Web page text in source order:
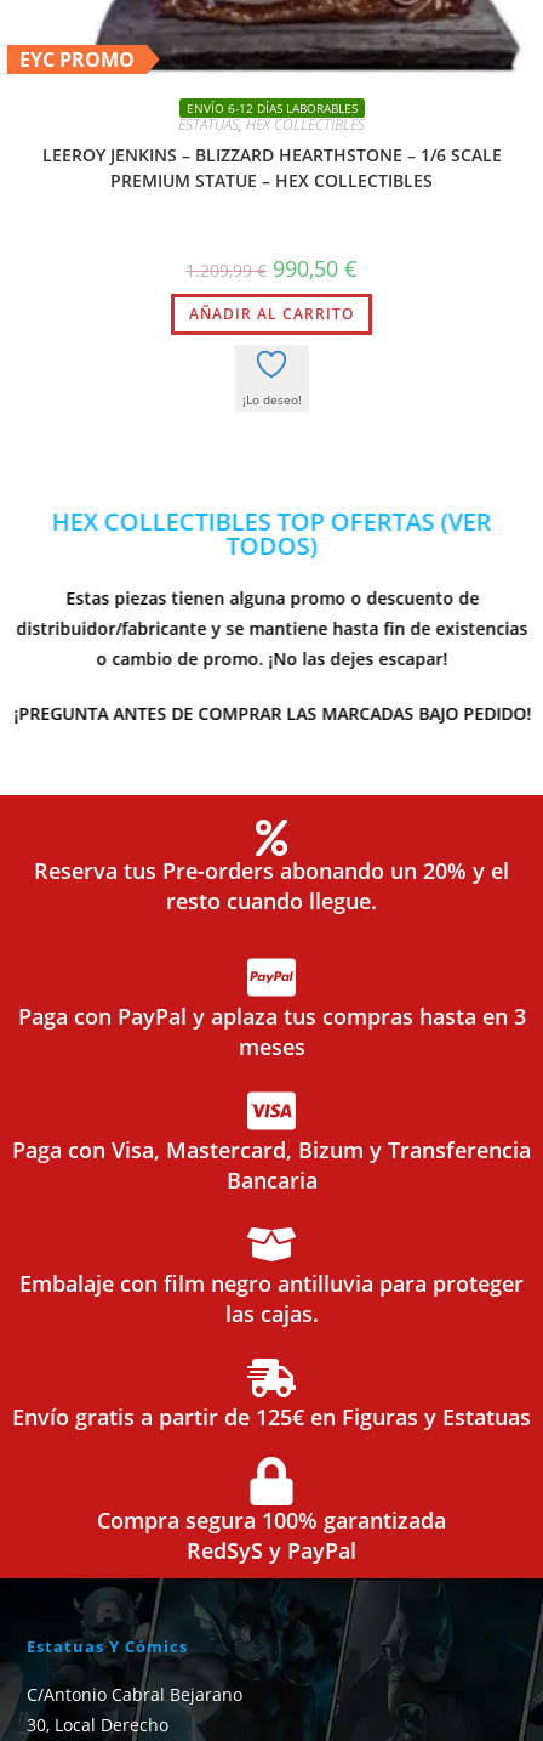
EYC PROMO
ENVÍO 6-12 DÍAS LABORABLES
ESTATUAS,HEX COLLECTIBLES
LEEROY JENKINS – BLIZZARD HEARTHSTONE – 1/6 SCALE
PREMIUM STATUE – HEX COLLECTIBLES
1.209,99€ 990,50 €
AÑADIR AL CARRITO
¡Lo deseo!
HEX COLLECTIBLES TOP OFERTAS (VER
TODOS)
Estas piezas tienen alguna promo o descuento de
distribuidor/fabricante y se mantiene hasta fin de existencias
o cambio de promo. ¡No las dejes escapar!
¡PREGUNTA ANTES DE COMPRAR LAS MARCADAS BAJO PEDIDO!
Reserva tus Pre-orders abonando un 20% y el
resto cuando llegue.
Paga con PayPal y aplaza tus compras hasta en 3
meses
Paga con Visa, Mastercard, Bizum y Transferencia
Bancaria
Embalaje con film negro antilluvia para proteger
las cajas.
Envío gratis a partir de 125€ en Figuras y Estatuas
Compra segura 100% garantizada
RedSyS y PayPal
Estatuas Y Cómics
C/Antonio Cabral Bejarano
30, Local Derecho